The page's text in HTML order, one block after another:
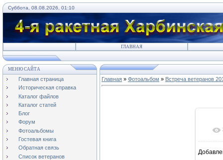
Суббота, 08.08.2026, 01:10
ГЛАВНАЯ
МЕНЮ САЙТА
Главная страница
Историческая справка
Каталог файлов
Каталог статей
Блог
Форум
Фотоальбомы
Гостевая книга
Обратная связь
Список ветеранов
Главная » Фотоальбом » Встреча ветеранов